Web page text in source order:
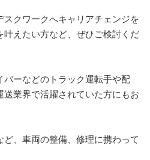
クワークへキャリアチェンジを
えたい方など、ぜひご検討くだ
バーなどのトラック運転手や配
業界で活躍されていた方にもお
、車両の整備、修理に携わって